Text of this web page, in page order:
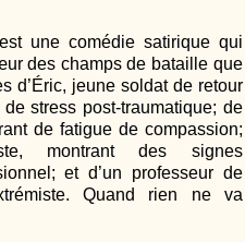
une comédie satirique qui
des champs de bataille que
d’Éric, jeune soldat de retour
stress post-traumatique; de
de fatigue de compassion;
montrant des signes
et d’un professeur de
Quand rien ne va